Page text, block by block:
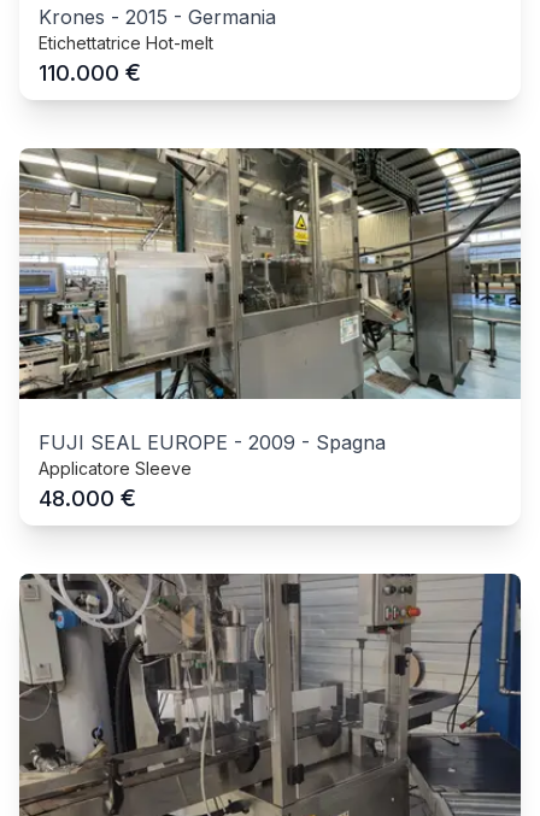
Krones - 2015 - Germania
Etichettatrice Hot-melt
110.000 €
FUJI SEAL EUROPE - 2009 - Spagna
Applicatore Sleeve
48.000 €